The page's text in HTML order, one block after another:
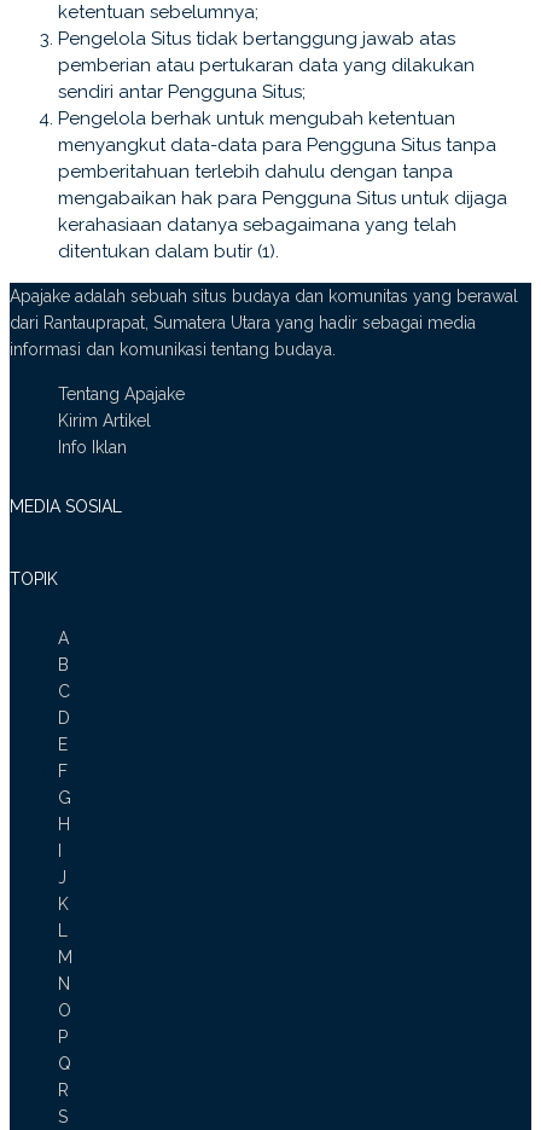
ketentuan sebelumnya;
Pengelola Situs tidak bertanggung jawab atas
pemberian atau pertukaran data yang dilakukan
sendiri antar Pengguna Situs;
Pengelola berhak untuk mengubah ketentuan
menyangkut data-data para Pengguna Situs tanpa
pemberitahuan terlebih dahulu dengan tanpa
mengabaikan hak para Pengguna Situs untuk dijaga
kerahasiaan datanya sebagaimana yang telah
ditentukan dalam butir (1).
Apajake adalah sebuah situs budaya dan komunitas yang berawal
dari Rantauprapat, Sumatera Utara yang hadir sebagai media
informasi dan komunikasi tentang budaya.
Tentang Apajake
Kirim Artikel
Info Iklan
MEDIA SOSIAL
TOPIK
A
B
C
D
E
F
G
H
J
K
L
M
N
O
P
Q
R
S